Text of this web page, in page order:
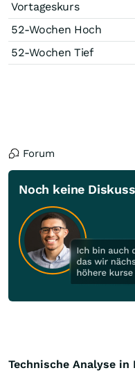
Vortageskurs
52-Wochen Hoch
52-Wochen Tief
Forum
Noch keine
Technische Analyse in